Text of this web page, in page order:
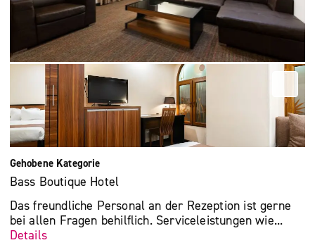
Gehobene Kategorie
Bass Boutique Hotel
Das freundliche Personal an der Rezeption ist gerne
bei allen Fragen behilflich. Serviceleistungen wie...
Details